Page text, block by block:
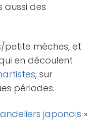
aussi des
petite mèches, et
en découlent
, sur
périodes.
japonais »